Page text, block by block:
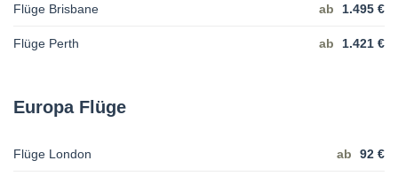
Flüge Brisbane ab 1.495 €
Flüge Perth ab 1.421 €
Europa Flüge
Flüge London ab 92 €